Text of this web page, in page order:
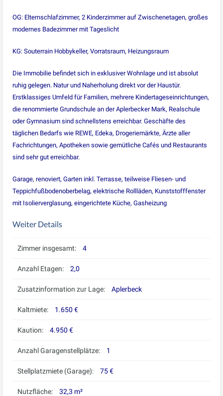
OG: Elternschlafzimmer, 2 Kinderzimmer auf Zwischenetagen, großes
modernes Badezimmer mit Tageslicht
KG: Souterrain Hobbykeller, Vorratsraum, Heizungsraum
Die Immobilie befindet sich in exklusiver Wohnlage und ist absolut
ruhig gelegen. Natur und Naherholung direkt vor der Haustür.
Erstklassiges Umfeld für Familien, mehrere Kindertageseinrichtungen,
die renommierte Grundschule an der Aplerbecker Mark, Realschule
oder Gymnasium sind schnellstens erreichbar. Geschäfte des
täglichen Bedarfs wie REWE, Edeka, Drogeriemärkte, Ärzte aller
Fachrichtungen, Apotheken sowie gemütliche Cafés und Restaurants
sind sehr gut erreichbar.
Garage, renoviert, Garten inkl. Terrasse, teilweise Fliesen- und
Teppichfußbodenoberbelag, elektrische Rollläden, Kunststofffenster
mit Isolierverglasung, eingerichtete Küche, Gasheizung
Weiter Details
Zimmer insgesamt: 4
Anzahl Etagen: 2,0
Zusatzinformation zur Lage: Aplerbeck
Kaltmiete: 1.650 €
Kaution: 4.950 €
Anzahl Garagenstellplätze: 1
Stellplatzmiete (Garage): 75 €
Nutzfläche: 32,3 m²